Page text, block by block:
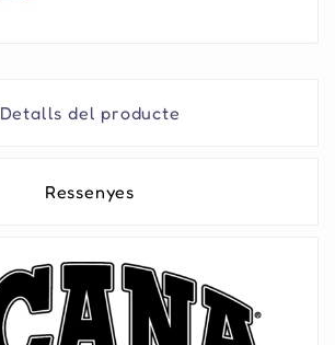
Detalls del producte
Ressenyes